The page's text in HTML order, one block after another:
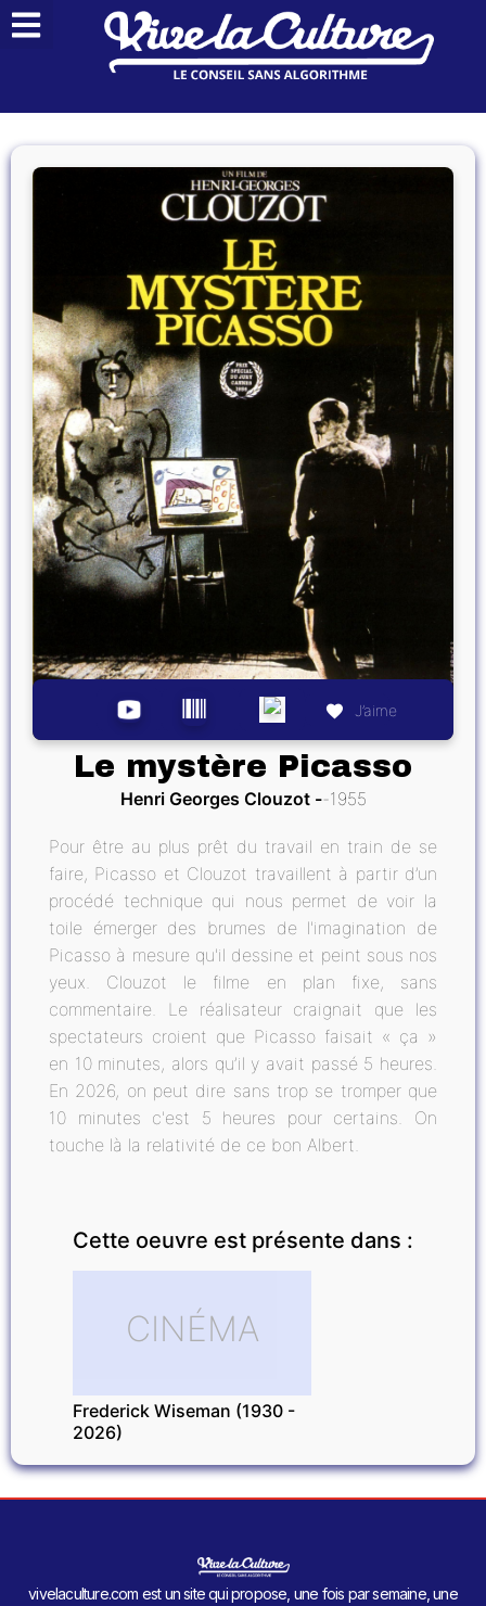
J’aime
Le mystère Picasso
Henri Georges Clouzot 1955
Pour être au plus prêt du travail en train de se
faire, Picasso et Clouzot travaillent à partir d’un
procédé technique qui nous permet de voir la
toile émerger des brumes de l'imagination de
Picasso à mesure qu'il dessine et peint sous nos
yeux. Clouzot le filme en plan fixe, sans
commentaire. Le réalisateur craignait que les
spectateurs croient que Picasso faisait « ça »
en 10 minutes, alors qu’il y avait passé 5 heures.
En 2026, on peut dire sans trop se tromper que
10 minutes c'est 5 heures pour certains. On
touche là la relativité de ce bon Albert.
Cette oeuvre est présente dans :
CINÉMA
Frederick Wiseman (1930 -
2026)
vivelaculture.com est un site qui propose, une fois par semaine, une